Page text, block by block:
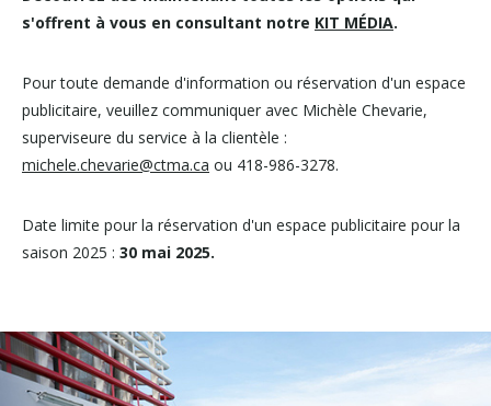
Nous joindre
s'offrent à vous en consultant notre KIT MÉDIA.
Pour toute demande d'information ou réservation d'un espace
publicitaire, veuillez communiquer avec Michèle Chevarie,
superviseure du service à la clientèle :
michele.chevarie@ctma.ca ou 418-986-3278.
Date limite pour la réservation d'un espace publicitaire pour la
saison 2025 : 30 mai 2025.